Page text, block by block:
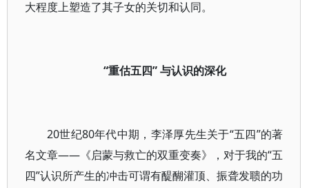
大程度上塑造了其子女的关切和认同。
“重估五四” 与认识的深化
20世纪80年代中期，李泽厚先生关于“五四”的著
名文章——《启蒙与救亡的双重变奏》，对于我的“五
四”认识所产生的冲击可谓有醍醐灌顶、振聋发聩的功